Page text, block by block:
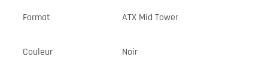
Format ATX Mid Tower
Couleur Noir